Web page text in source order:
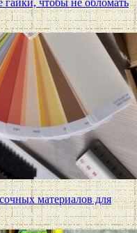
гайки, чтобы не обломать
материалов для